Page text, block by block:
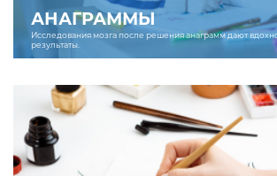
АНАГРАММЫ
Исследования мозга после решения анаграмм дают
результаты.